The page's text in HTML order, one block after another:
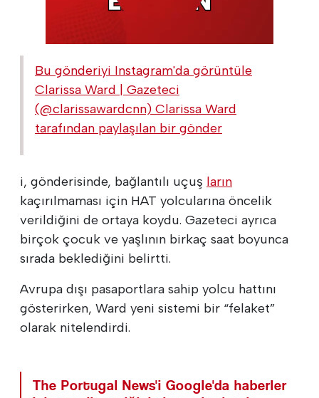
Bu gönderiyi Instagram'da görüntüle
Clarissa Ward | Gazeteci
(@clarissawardcnn) Clarissa Ward
tarafından paylaşılan bir gönder
i, gönderisinde, bağlantılı uçuş ların
kaçırılmaması için HAT yolcularına öncelik
verildiğini de ortaya koydu. Gazeteci ayrıca
birçok çocuk ve yaşlının birkaç saat boyunca
sırada beklediğini belirtti.
Avrupa dışı pasaportlara sahip yolcu hattını
gösterirken, Ward yeni sistemi bir “felaket”
olarak nitelendirdi.
The Portugal News'i Google'da haberler